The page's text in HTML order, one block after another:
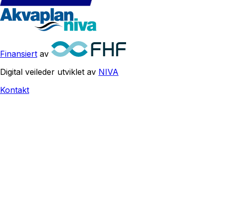
Finansiert av
Digital veileder utviklet av NIVA
Kontakt